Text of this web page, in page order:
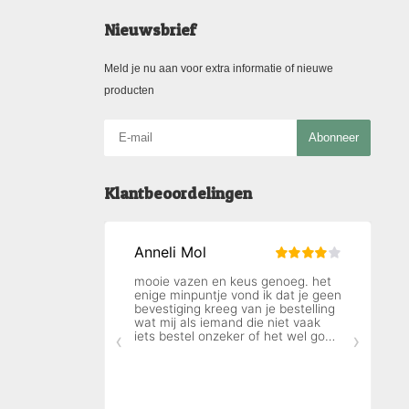
Nieuwsbrief
Meld je nu aan voor extra informatie of nieuwe
producten
Abonneer
Klantbeoordelingen